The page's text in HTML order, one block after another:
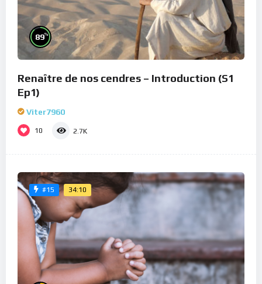
89%
Renaître de nos cendres – Introduction (S1
Ep1)
Viter7960
10 2.7K
#15 34:10